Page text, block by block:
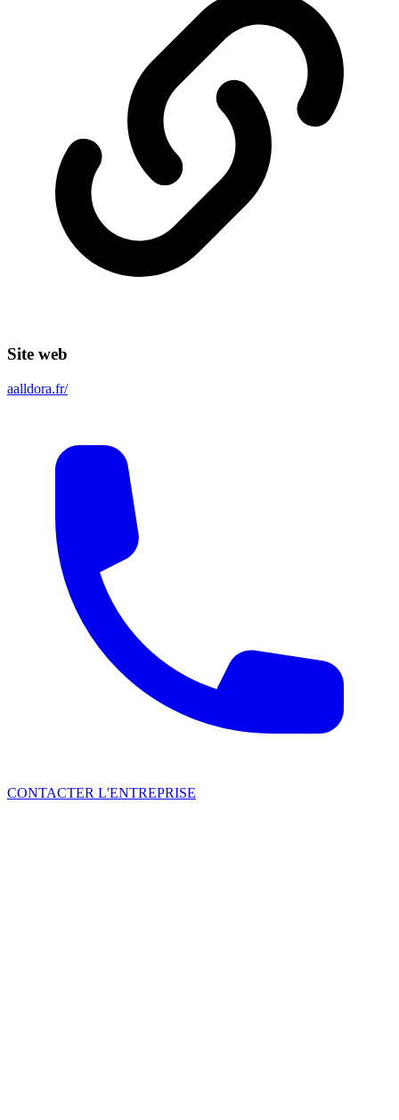
Site web
aalldora.fr/
CONTACTER L'ENTREPRISE